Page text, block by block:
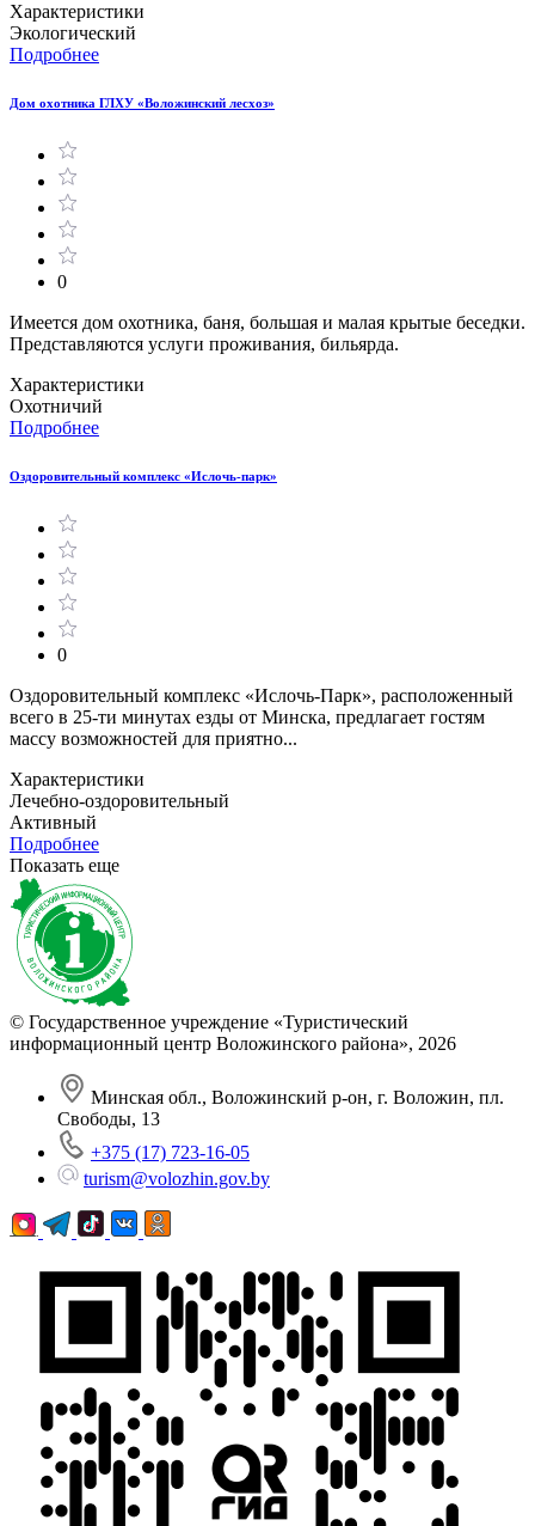
Характеристики
Экологический
Подробнее
Дом охотника ГЛХУ «Воложинский лесхоз»
0
Имеется дом охотника, баня, большая и малая крытые беседки.
Представляются услуги проживания, бильярда.
Характеристики
Охотничий
Подробнее
Оздоровительный комплекс «Ислочь-парк»
0
Оздоровительный комплекс «Ислочь-Парк», расположенный
всего в 25-ти минутах езды от Минска, предлагает гостям
массу возможностей для приятно...
Характеристики
Лечебно-оздоровительный
Активный
Подробнее
Показать еще
© Государственное учреждение «Туристический
информационный центр Воложинского района», 2026
Минская обл., Воложинский р-он, г. Воложин, пл.
Свободы, 13
+375 (17) 723-16-05
turism@volozhin.gov.by